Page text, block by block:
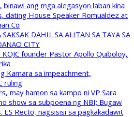
ang mga alegasyon laban kina
dating House Speaker Romualdez at
Co
DAHIL SA ALITAN SA TAYA SA
CITY
founder Pastor Apollo Quiboloy,
Kamara sa impeachment,
ruling
may hamon sa kampo ni VP Sara
show sa subpoena ng NBI; Bugaw
ES Recto, nagsisisi sa pagkakadawit